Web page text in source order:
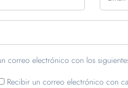
correo electrónico con los
Recibir un correo electrónico con